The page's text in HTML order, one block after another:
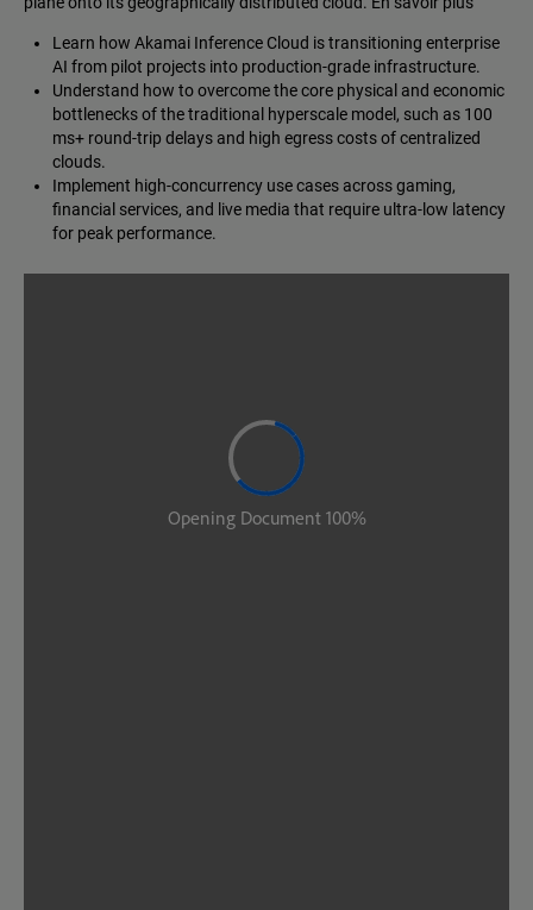
Learn how Akamai Inference Cloud is transitioning enterprise
AI from pilot projects into production-grade infrastructure.
Understand how to overcome the core physical and economic
bottlenecks of the traditional hyperscale model, such as 100
ms+ round-trip delays and high egress costs of centralized
clouds.
Implement high-concurrency use cases across gaming,
financial services, and live media that require ultra-low latency
for peak performance.